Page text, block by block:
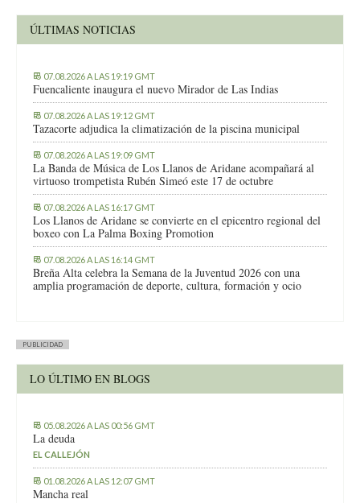
ÚLTIMAS NOTICIAS
07.08.2026 A LAS 19:19 GMT
Fuencaliente inaugura el nuevo Mirador de Las Indias
07.08.2026 A LAS 19:12 GMT
Tazacorte adjudica la climatización de la piscina municipal
07.08.2026 A LAS 19:09 GMT
La Banda de Música de Los Llanos de Aridane acompañará al
virtuoso trompetista Rubén Simeó este 17 de octubre
07.08.2026 A LAS 16:17 GMT
Los Llanos de Aridane se convierte en el epicentro regional del
boxeo con La Palma Boxing Promotion
07.08.2026 A LAS 16:14 GMT
Breña Alta celebra la Semana de la Juventud 2026 con una
amplia programación de deporte, cultura, formación y ocio
PUBLICIDAD
LO ÚLTIMO EN BLOGS
05.08.2026 A LAS 00:56 GMT
La deuda
EL CALLEJÓN
01.08.2026 A LAS 12:07 GMT
Mancha real